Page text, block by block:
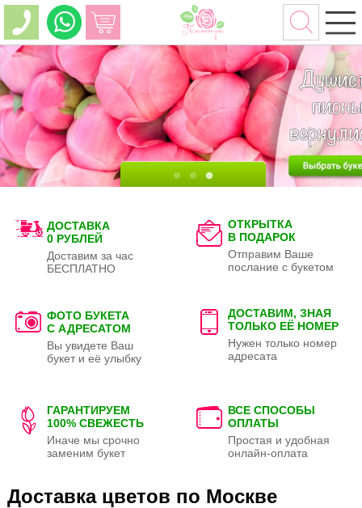
ДОСТАВКА
0 РУБЛЕЙ
Доставим за час
БЕСПЛАТНО
ОТКРЫТКА
В ПОДАРОК
Отправим Ваше
послание с букетом
ФОТО БУКЕТА
С АДРЕСАТОМ
Вы увидете Ваш
букет и её улыбку
ДОСТАВИМ, ЗНАЯ
ТОЛЬКО ЕЁ НОМЕР
Нужен только номер
адресата
ГАРАНТИРУЕМ
100% СВЕЖЕСТЬ
Иначе мы срочно
заменим букет
ВСЕ СПОСОБЫ
ОПЛАТЫ
Простая и удобная
онлайн-оплата
Доставка цветов по Москве